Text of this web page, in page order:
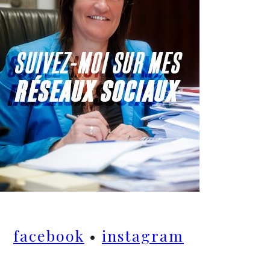
facebook • instagram